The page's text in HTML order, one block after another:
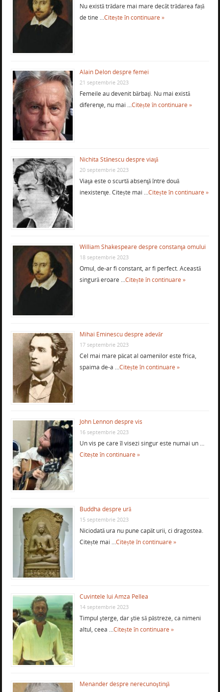
Nu există trădare mai mare decât trădarea față
de tine …Citește în continuare »
Alain Delon despre femei
21 septembrie 2023
Femeile au devenit bărbaţi. Nu mai există
diferenţe, nu mai …Citește în continuare »
Nichita Stănescu despre viaţă
20 septembrie 2023
Viaţa este o scurtă absenţă între două
inexistenţe. Citește mai …Citește în continuare »
William Shakespeare despre constanţa omului
18 septembrie 2023
Omul, de-ar fi constant, ar fi perfect. Această
singură eroare …Citește în continuare »
Mihai Eminescu despre adevăr
17 septembrie 2023
Cel mai mare păcat al oamenilor este frica,
spaima de-a …Citește în continuare »
John Lennon despre vis
16 septembrie 2023
Un vis pe care îl visezi singur este numai un …
Citește în continuare »
Buddha despre ură
15 septembrie 2023
Niciodată ura nu pune capăt urii, ci dragostea.
Citește mai …Citește în continuare »
Cuvintele lui Amza Pellea
14 septembrie 2023
Timpul şterge, dar ştie să păstreze, ca nimeni
altul, ceea …Citește în continuare »
Menander despre nerecunoştinţă